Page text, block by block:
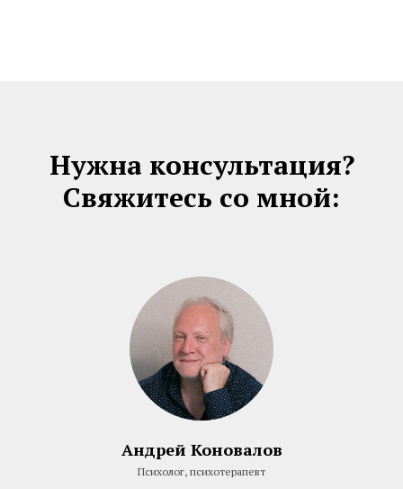
Нужна консультация?
Свяжитесь со мной:
Андрей Коновалов
Психолог, психотерапевт